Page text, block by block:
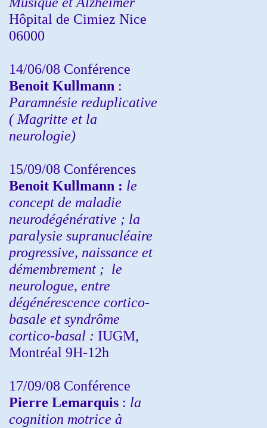
Hôpital de Cimiez Nice
06000
14/06/08 Conférence
Benoit Kullmann :
Paramnésie reduplicative
( Magritte et la
neurologie)
15/09/08 Conférences
Benoit Kullmann : le
concept de maladie
neurodégénérative ; la
paralysie supranucléaire
progressive, naissance et
démembrement ; le
neurologue, entre
dégénérescence cortico-
basale et syndrôme
cortico-basal : IUGM,
Montréal 9H-12h
17/09/08 Conférence
Pierre Lemarquis : la
cognition motrice à